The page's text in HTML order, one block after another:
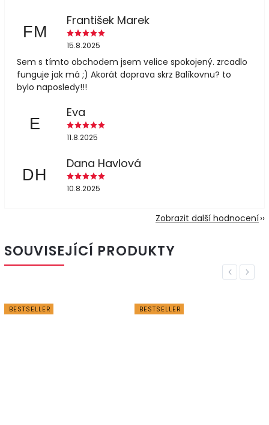
FM
František Marek
15.8.2025
Sem s tímto obchodem jsem velice spokojený. zrcadlo
funguje jak má ;) Akorát doprava skrz Balíkovnu? to
bylo naposledy!!!
E
Eva
11.8.2025
DH
Dana Havlová
10.8.2025
Zobrazit další hodnocení
SOUVISEJÍCÍ PRODUKTY
Previous
BESTSELLER BESTSELLER
Next